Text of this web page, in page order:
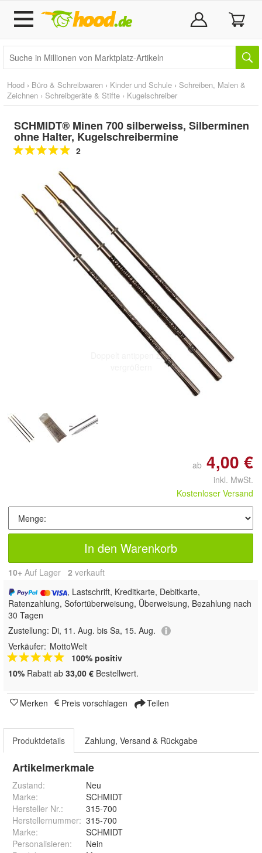
Hood › Büro & Schreibwaren › Kinder und Schule › Schreiben, Malen &
Zeichnen › Schreibgeräte & Stifte › Kugelschreiber
SCHMIDT® Minen 700 silberweiss, Silberminen
ohne Halter, Kugelschreibermine
2
Doppelt antippen zum
ab 4,00 €
inkl. MwSt.
Kostenloser Versand
In den Warenkorb
10+ Auf Lager 2 verkauft
, Lastschrift, Kreditkarte, Debitkarte,
Ratenzahlung, Sofortüberweisung, Überweisung, Bezahlung nach
30 Tagen
Zustellung: Di, 11. Aug. bis Sa, 15. Aug.
Verkäufer: MottoWelt
100% positiv
10% Rabatt ab 33,00 € Bestellwert.
Merken Preis vorschlagen Teilen
Produktdetails Zahlung, Versand & Rückgabe
Artikelmerkmale
Zustand:
Neu
Marke:
SCHMIDT
Hersteller Nr.:
315-700
Herstellernummer: 315-700
Marke:
SCHMIDT
Personalisieren:
Nein